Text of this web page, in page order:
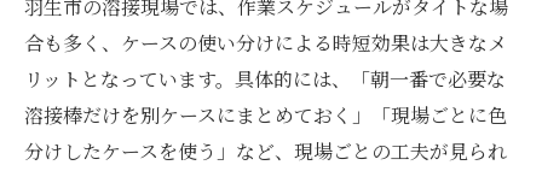
羽生市の溶接現場では、作業スケジュールがタイトな場
合も多く、ケースの使い分けによる時短効果は大きなメ
リットとなっています。具体的には、「朝一番で必要な
溶接棒だけを別ケースにまとめておく」「現場ごとに色
分けしたケースを使う」など、現場ごとの工夫が見られ